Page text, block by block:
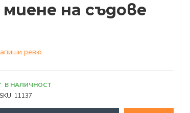
на съдове
ревю
В НАЛИЧНОСТ
SKU: 11137